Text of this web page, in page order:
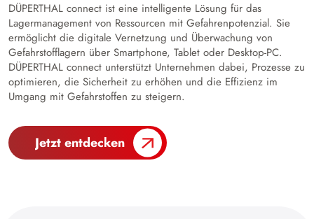
DÜPERTHAL connect ist eine intelligente Lösung für das
Lagermanagement von Ressourcen mit Gefahrenpotenzial. Sie
ermöglicht die digitale Vernetzung und Überwachung von
Gefahrstofflagern über Smartphone, Tablet oder Desktop-PC.
DÜPERTHAL connect unterstützt Unternehmen dabei, Prozesse zu
optimieren, die Sicherheit zu erhöhen und die Effizienz im
Umgang mit Gefahrstoffen zu steigern.
Jetzt entdecken